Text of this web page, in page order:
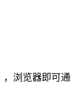
浏览器即可通